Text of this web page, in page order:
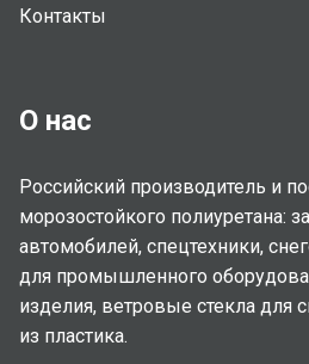
Контакты
О нас
Российский производитель и
морозостойкого полиуретана:
автомобилей, спецтехники,
для промышленного
изделия, ветровые стекла для
из пластика.